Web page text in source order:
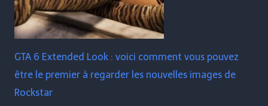
GTA 6 Extended Look : voici comment vous pouvez
être le premier à regarder les nouvelles images de
Rockstar